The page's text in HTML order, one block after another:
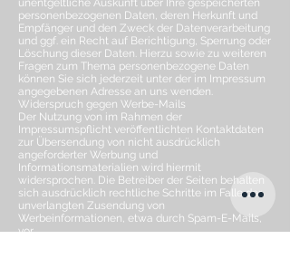
unentgeltliche Auskunft über Ihre gespeicherten
personenbezogenen Daten, deren Herkunft und
Empfänger und den Zweck der Datenverarbeitung
und ggf. ein Recht auf Berichtigung, Sperrung oder
Löschung dieser Daten. Hierzu sowie zu weiteren
Fragen zum Thema personenbezogene Daten
können Sie sich jederzeit unter der im Impressum
angegebenen Adresse an uns wenden.
Widerspruch gegen Werbe-Mails
Der Nutzung von im Rahmen der
Impressumspflicht veröffentlichten Kontaktdaten
zur Übersendung von nicht ausdrücklich
angeforderter Werbung und
Informationsmaterialien wird hiermit
widersprochen. Die Betreiber der Seiten behalten
sich ausdrücklich rechtliche Schritte im Falle der
unverlangten Zusendung von
Werbeinformationen, etwa durch Spam-E-Mails,
vor.